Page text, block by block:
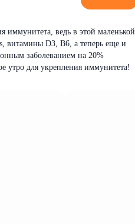
иммунитета, ведь в этой маленькой
витамины D3, B6, а теперь еще и
заболеванием на 20%
для укрепления иммунитета!